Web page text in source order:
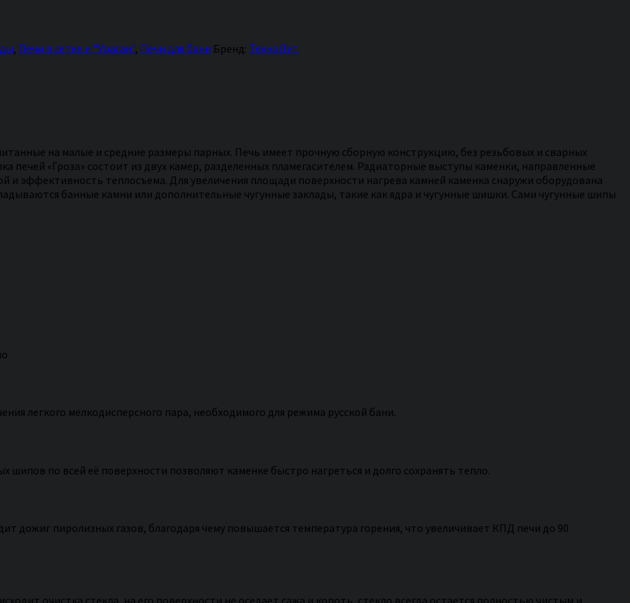
, Печи в сетке и "Ураган", Печи для бани Бренд: ТехноЛит
на малые и средние размеры парных. Печь имеет прочную сборную конструкцию, без резьбовых и сварных
печей «Гроза» состоит из двух камер, разделенных пламегасителем. Радиаторные выступы каменки, направленные
и эффективность теплосъема. Для увеличения площади поверхности нагрева камней каменка снаружи оборудована
банные камни или дополнительные чугунные заклады, такие как ядра и чугунные шишки. Сами чугунные шипы
легкого мелкодисперсного пара, необходимого для режима русской бани.
по всей её поверхности позволяют каменке быстро нагреться и долго сохранять тепло.
дожиг пиролизных газов, благодаря чему повышается температура горения, что увеличивает КПД печи до 90
очистка стекла, на его поверхности не оседает сажа и копоть, стекло всегда остается полностью чистым и